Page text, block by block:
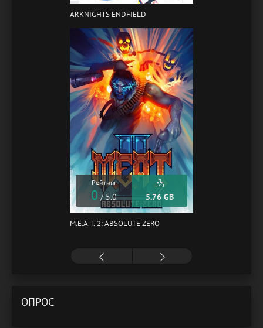
ARKNIGHTS ENDFIELD
Рейтинг
0 / 5.0 5.76 GB
M.E.A.T. 2: ABSOLUTE ZERO
ОПРОС